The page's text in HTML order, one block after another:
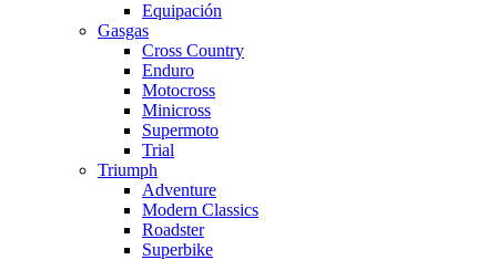
Equipación
Gasgas
Cross Country
Enduro
Motocross
Minicross
Supermoto
Trial
Triumph
Adventure
Modern Classics
Roadster
Superbike